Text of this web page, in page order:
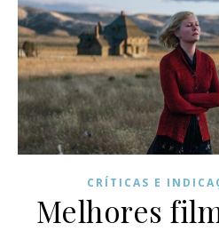
CRÍTICAS E
Melhores